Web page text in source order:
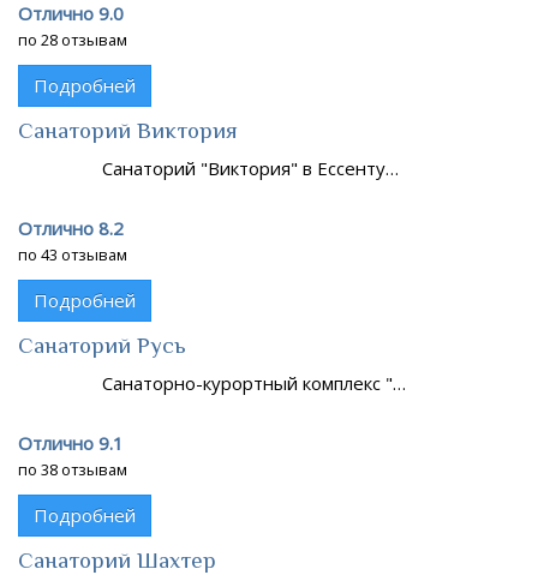
Отлично 9.0
по 28 отзывам
Подробней
Санаторий Виктория
Санаторий "Виктория" в Ессенту…
Отлично 8.2
по 43 отзывам
Подробней
Санаторий Русь
Санаторно-курортный комплекс "…
Отлично 9.1
по 38 отзывам
Подробней
Санаторий Шахтер